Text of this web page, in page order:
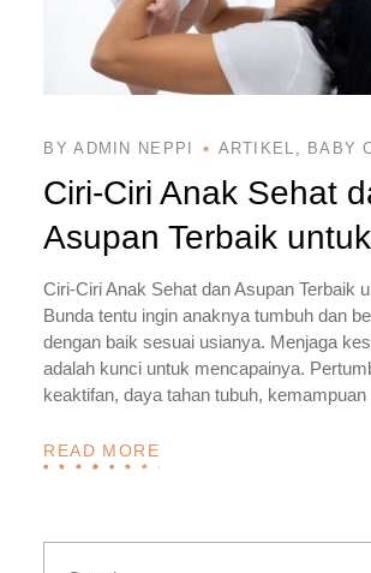
BY ADMIN NEPPI ARTIKEL BABY
Ciri-Ciri Anak Sehat
Asupan Terbaik
Ciri-Ciri Anak Sehat dan Asupan Terbaik
Bunda tentu ingin anaknya tumbuh dan
dengan baik sesuai usianya. Menjaga
adalah kunci untuk mencapainya.
keaktifan, daya tahan tubuh, kemampuan
READ MORE
Search